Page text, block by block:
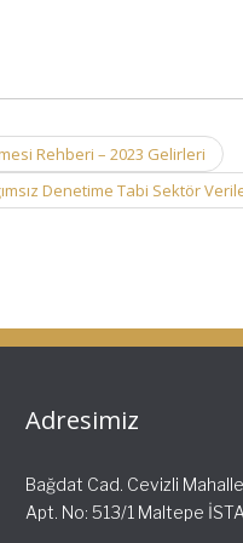
Rehberi – 2023 Gelirleri
Denetime Tabi Sektör
Adresimiz
Bağdat Cad. Cevizli
Apt. No: 513/1 Maltepe